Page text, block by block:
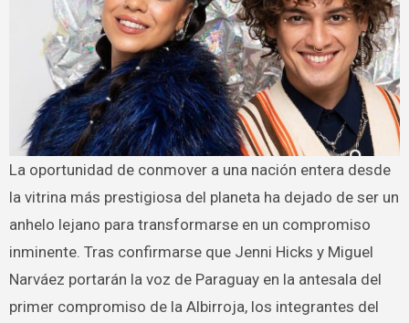
La oportunidad de conmover a una nación entera desde
la vitrina más prestigiosa del planeta ha dejado de ser un
anhelo lejano para transformarse en un compromiso
inminente. Tras confirmarse que Jenni Hicks y Miguel
Narváez portarán la voz de Paraguay en la antesala del
primer compromiso de la Albirroja, los integrantes del